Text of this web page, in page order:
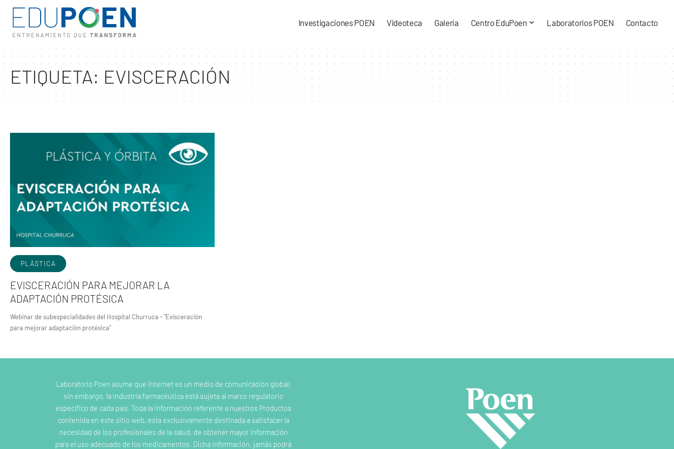
Investigaciones POEN Videoteca Galería Centro EduPoen Laboratorios POEN Contacto
ETIQUETA:EVISCERACIÓN
PLÁSTICA
EVISCERACIÓN PARA MEJORAR LA
ADAPTACIÓN PROTÉSICA
Webinar de subespecialidades del Hospital Churruca - "Evisceración
para mejorar adaptación protésica"
Laboratorio Poen asume que Internet es un medio de comunicación global;
sin embargo, la industria farmacéutica está sujeta al marco regulatorio
específico de cada país. Toda la información referente a nuestros Productos
contenida en este sitio web, esta exclusivamente destinada a satisfacer la
necesidad de los profesionales de la salud, de obtener mayor información
para el uso adecuado de los medicamentos. Dicha información, jamás podrá